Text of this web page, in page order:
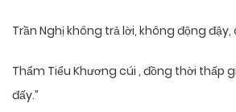
Trần Nghị không trả lời, không động đậy,
Thẩm Tiểu Khương cúi , đồng thời thấp
đấy.”